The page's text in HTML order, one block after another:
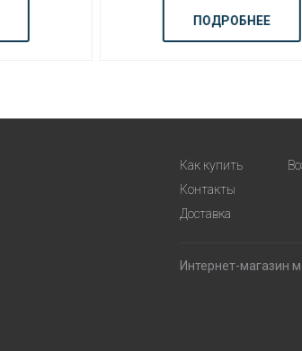
ПОДРОБНЕЕ
Как купить
Контакты
Доставка
Интернет-магазин